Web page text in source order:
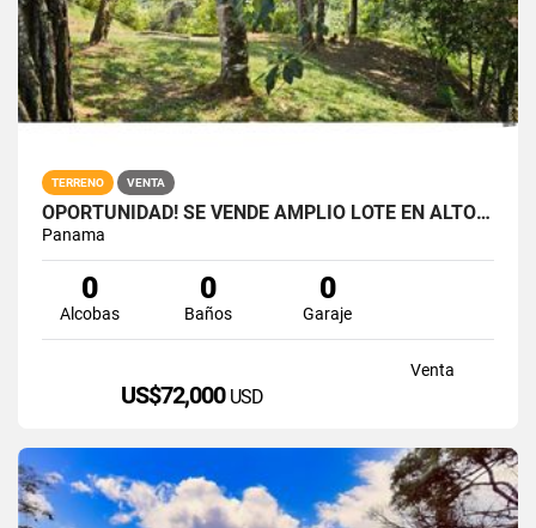
TERRENO VENTA
OPORTUNIDAD! SE VENDE AMPLIO LOTE EN ALTOS DEL MARIA
Panama
0
Alcobas
0
Baños
0
Garaje
Venta
US$72,000 USD